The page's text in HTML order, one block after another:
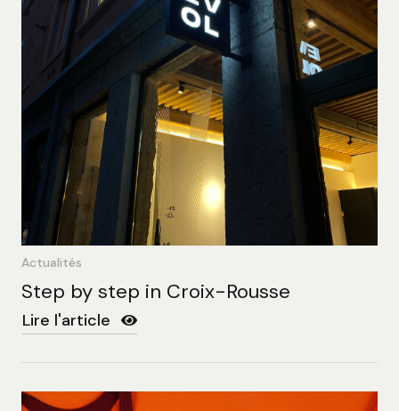
Actualités
Step by step in Croix-Rousse
Lire l'article